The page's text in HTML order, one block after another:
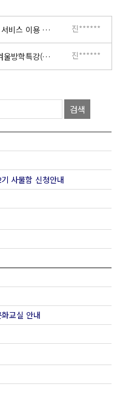
설 명절 기간 중 책두레 서비스 이용 안내 진******
2023 진천군립도서관 겨울방학특강(1강좌) 추가모집 진******
검색
사물함 신청안내
교실 안내